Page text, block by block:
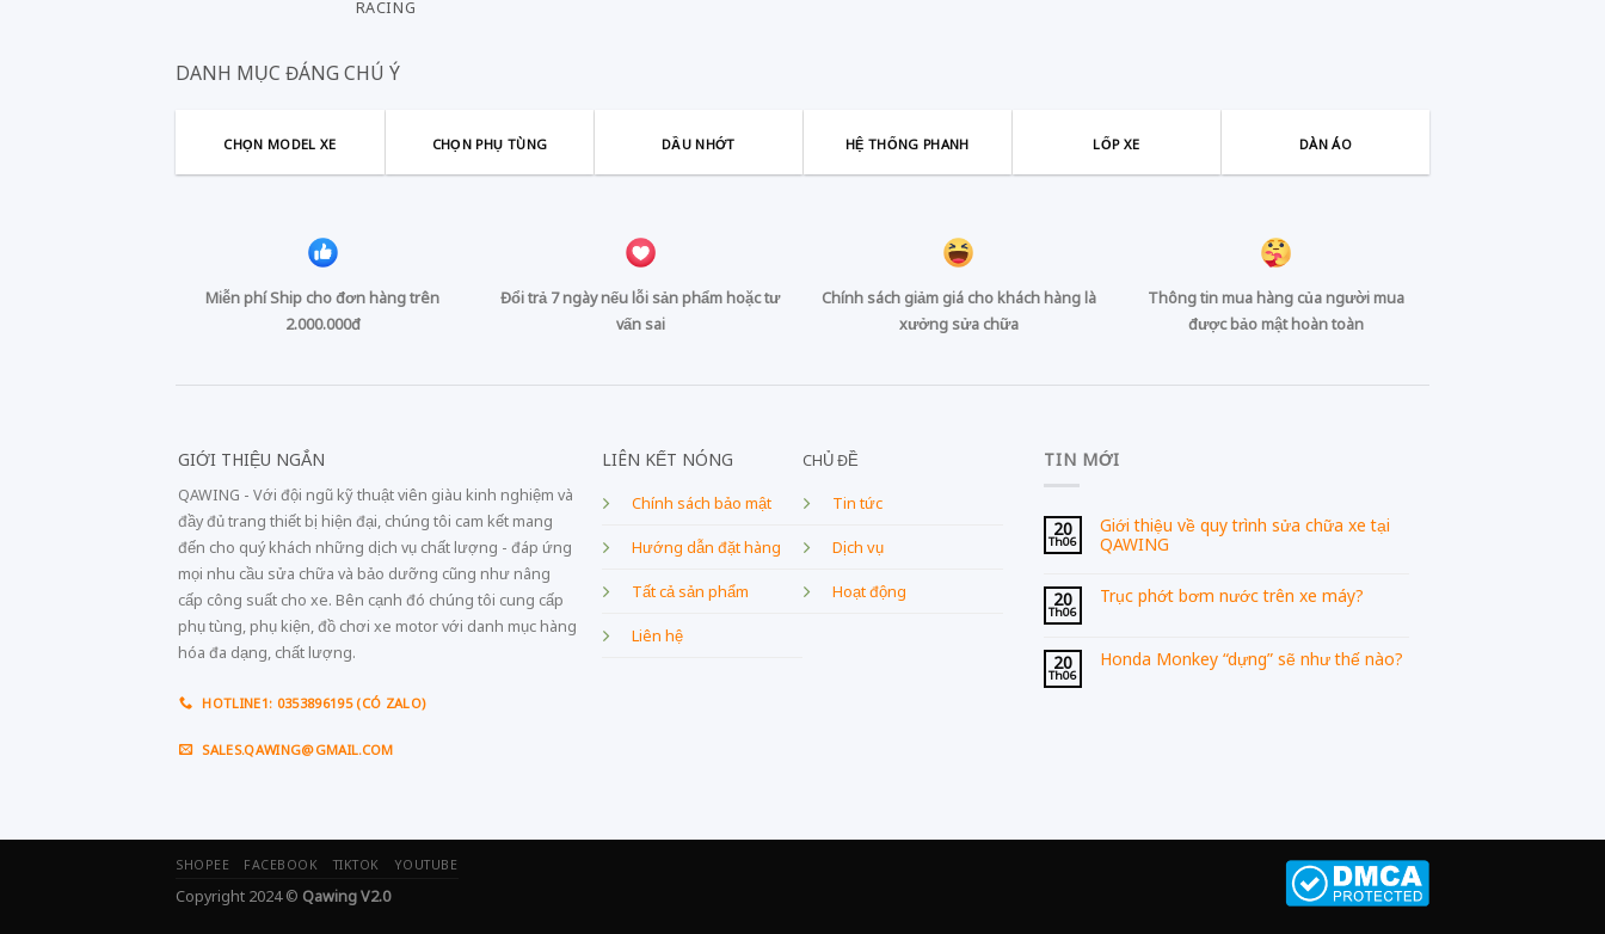
RACING
DANH MỤC ĐÁNG CHÚ Ý
CHỌN MODEL XE CHỌN PHỤ TÙNG DẦU NHỚT HỆ THỐNG PHANH LỐP XE DÀN ÁO
Miễn phí Ship cho đơn hàng trên
2.000.000đ
Đổi trả 7 ngày nếu lỗi sản phẩm hoặc tư
vấn sai
Chính sách giảm giá cho khách hàng là
xưởng sửa chữa
Thông tin mua hàng của người mua
được bảo mật hoàn toàn
GIỚI THIỆU NGẮN
QAWING - Với đội ngũ kỹ thuật viên giàu kinh nghiệm và
đầy đủ trang thiết bị hiện đại, chúng tôi cam kết mang
đến cho quý khách những dịch vụ chất lượng - đáp ứng
mọi nhu cầu sửa chữa và bảo dưỡng cũng như nâng
cấp công suất cho xe. Bên cạnh đó chúng tôi cung cấp
phụ tùng, phụ kiện, đồ chơi xe motor với danh mục hàng
hóa đa dạng, chất lượng.
HOTLINE1: 0353896195 (CÓ ZALO)
SALES.QAWING@GMAIL.COM
LIÊN KẾT NÓNG
Chính sách bảo mật
Hướng dẫn đặt hàng
Tất cả sản phẩm
Liên hệ
CHỦ ĐỀ
Tin tức
Dịch vụ
Hoạt động
TIN MỚI
20
Th06
Giới thiệu về quy trình sửa chữa xe tại
QAWING
20
Th06
Trục phớt bơm nước trên xe máy?
20
Th06
Honda Monkey “dựng” sẽ như thế nào?
SHOPEE FACEBOOK TIKTOK YOUTUBE
Copyright 2024 © Qawing V2.0